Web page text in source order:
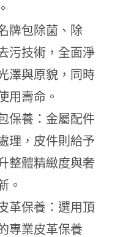
牌包除菌、除
污技術，全面淨
澤與原貌，同時
用壽命。
保養：金屬配件
理，皮件則給予
整體精緻度與奢
。
革保養：選用頂
專業皮革保養